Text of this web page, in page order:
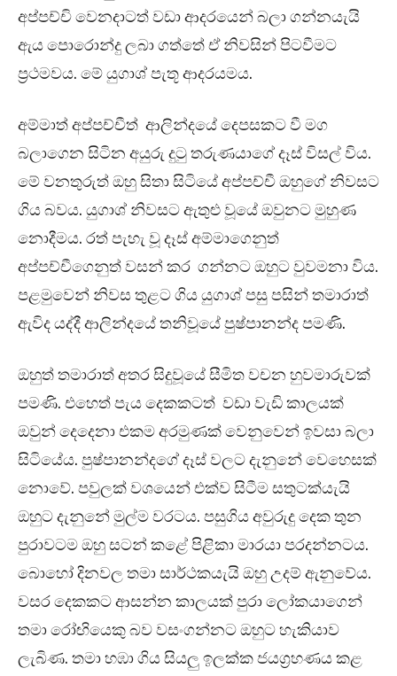
අප්පච්චි වෙනදාටත් වඩා ආදරයෙන් බලා ගන්නයැයි
ඇය පොරොන්දු ලබා ගත්තේ ඒ නිවසින් පිටවීමට
ප්‍රථමවය. මේ යුගාශ් පැතූ ආදරයමය.
අම්මාත් අප්පච්චීත් ආලින්දයේ දෙපසකට වී මග
බලාගෙන සිටින අයුරු දුටු තරුණයාගේ දෑස් විසල් විය.
මේ වනතුරුත් ඔහු සිතා සිටියේ අප්පච්චී ඔහුගේ නිවසට
ගිය බවය. යුගාශ් නිවසට ඇතුළු වූයේ ඔවුනට මුහුණ
නොදීමය. රත් පැහැ වූ දෑස් අම්මාගෙනුත්
අප්පච්චීගෙනුත් වසන් කර ගන්නට ඔහුට වුවමනා විය.
පළමුවෙන් නිවස තුළට ගිය යුගාශ් පසු පසින් තමාරාත්
ඇවිද යද්දී ආලින්දයේ තනිවූයේ පුෂ්පානන්ද පමණි.
ඔහුත් තමාරාත් අතර සිදුවූයේ සීමිත වචන හුවමාරුවක්
පමණි. එහෙත් පැය දෙකකටත් වඩා වැඩි කාලයක්
ඔවුන් දෙදෙනා එකම අරමුණක් වෙනුවෙන් ඉවසා බලා
සිටියේය. පුෂ්පානන්දගේ දෑස් වලට දැනුනේ වෙහෙසක්
නොවේ. පවුලක් වශයෙන් එක්ව සිටීම සතුටක්යැයි
ඔහුට දැනුනේ මුල්ම වරටය. පසුගිය අවුරුදු දෙක තුන
පුරාවටම ඔහු සටන් කළේ පිළිකා මාරයා පරදන්නටය.
බොහෝ දිනවල තමා සාර්ථකයැයි ඔහු උදම් ඇනුවේය.
වසර දෙකකට ආසන්න කාලයක් පුරා ලෝකයාගෙන්
තමා රෝඟියෙකු බව වසංගන්නට ඔහුට හැකියාව
ලැබිණ. තමා හඹා ගිය සියලු ඉලක්ක ජයග්‍රහණය කළ